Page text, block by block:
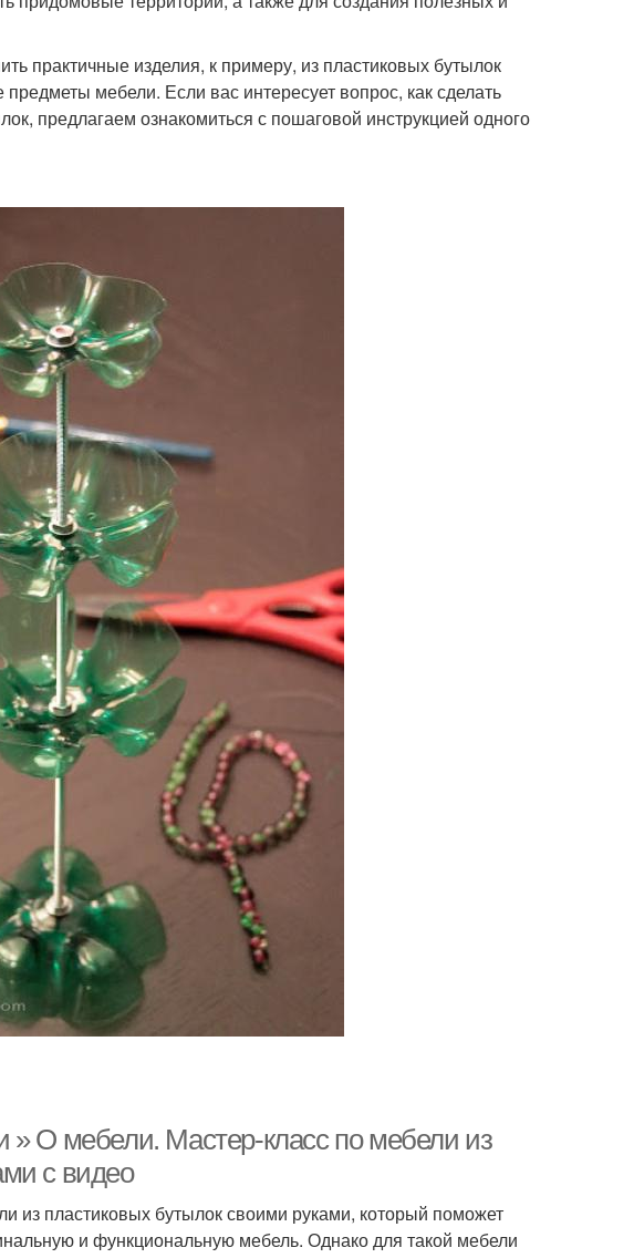
практичные изделия, к примеру, из пластиковых бутылок
мебели. Если вас интересует вопрос, как сделать
предлагаем ознакомиться с пошаговой инструкцией одного
» О мебели. Мастер-класс по мебели из
с видео
из пластиковых бутылок своими руками, который поможет
и функциональную мебель. Однако для такой мебели